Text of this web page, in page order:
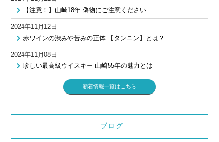
【注意！】山崎18年 偽物にご注意ください
2024年11月12日
赤ワインの渋みや苦みの正体 【タンニン】とは？
2024年11月08日
珍しい最高級ウイスキー 山崎55年の魅力とは
新着情報一覧はこちら
ブログ